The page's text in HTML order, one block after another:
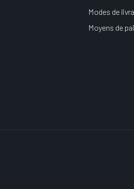
Modes de
Moyens de